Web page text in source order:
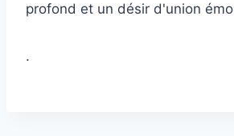
profond et un désir d'union
.